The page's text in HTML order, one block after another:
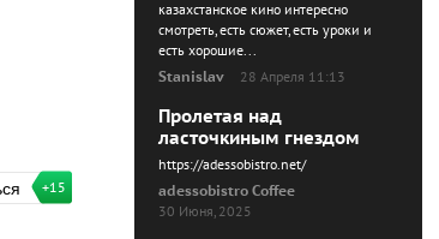
+15
казахстанское кино интересно
смотреть, есть сюжет, есть уроки и
есть хорошие...
Stanislav
28 Апреля 11:13
Пролетая над
ласточкиным гнездом
https://adessobistro.net/
adessobistro Coffee
30 Июня, 2025